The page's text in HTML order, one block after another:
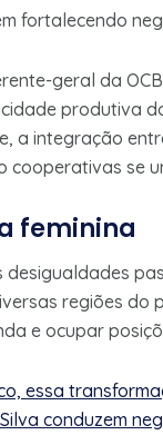
fortalecendo
geral da
produtiva
a integração
cooperativas se
feminina
desigualdades
regiões
e ocupar
essa
conduzem